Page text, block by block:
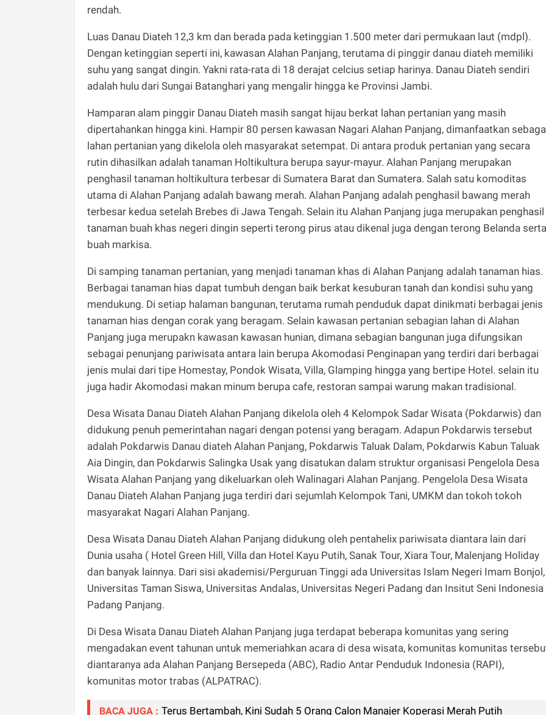
rendah.
Luas Danau Diateh 12,3 km dan berada pada ketinggian 1.500 meter dari permukaan laut (mdpl).
Dengan ketinggian seperti ini, kawasan Alahan Panjang, terutama di pinggir danau diateh memiliki
suhu yang sangat dingin. Yakni rata-rata di 18 derajat celcius setiap harinya. Danau Diateh sendiri
adalah hulu dari Sungai Batanghari yang mengalir hingga ke Provinsi Jambi.
Hamparan alam pinggir Danau Diateh masih sangat hijau berkat lahan pertanian yang masih
dipertahankan hingga kini. Hampir 80 persen kawasan Nagari Alahan Panjang, dimanfaatkan
lahan pertanian yang dikelola oleh masyarakat setempat. Di antara produk pertanian yang secara
rutin dihasilkan adalah tanaman Holtikultura berupa sayur-mayur. Alahan Panjang merupakan
penghasil tanaman holtikultura terbesar di Sumatera Barat dan Sumatera. Salah satu komoditas
utama di Alahan Panjang adalah bawang merah. Alahan Panjang adalah penghasil bawang merah
terbesar kedua setelah Brebes di Jawa Tengah. Selain itu Alahan Panjang juga merupakan penghasil
tanaman buah khas negeri dingin seperti terong pirus atau dikenal juga dengan terong Belanda serta
buah markisa.
Di samping tanaman pertanian, yang menjadi tanaman khas di Alahan Panjang adalah tanaman hias.
Berbagai tanaman hias dapat tumbuh dengan baik berkat kesuburan tanah dan kondisi suhu yang
mendukung. Di setiap halaman bangunan, terutama rumah penduduk dapat dinikmati berbagai jenis
tanaman hias dengan corak yang beragam. Selain kawasan pertanian sebagian lahan di Alahan
Panjang juga merupakn kawasan kawasan hunian, dimana sebagian bangunan juga difungsikan
sebagai penunjang pariwisata antara lain berupa Akomodasi Penginapan yang terdiri dari berbagai
jenis mulai dari tipe Homestay, Pondok Wisata, Villa, Glamping hingga yang bertipe Hotel. selain itu
juga hadir Akomodasi makan minum berupa cafe, restoran sampai warung makan tradisional.
Desa Wisata Danau Diateh Alahan Panjang dikelola oleh 4 Kelompok Sadar Wisata (Pokdarwis) dan
didukung penuh pemerintahan nagari dengan potensi yang beragam. Adapun Pokdarwis tersebut
adalah Pokdarwis Danau diateh Alahan Panjang, Pokdarwis Taluak Dalam, Pokdarwis Kabun Taluak
Aia Dingin, dan Pokdarwis Salingka Usak yang disatukan dalam struktur organisasi Pengelola Desa
Wisata Alahan Panjang yang dikeluarkan oleh Walinagari Alahan Panjang. Pengelola Desa Wisata
Danau Diateh Alahan Panjang juga terdiri dari sejumlah Kelompok Tani, UMKM dan tokoh tokoh
masyarakat Nagari Alahan Panjang.
Desa Wisata Danau Diateh Alahan Panjang didukung oleh pentahelix pariwisata diantara lain dari
Dunia usaha ( Hotel Green Hill, Villa dan Hotel Kayu Putih, Sanak Tour, Xiara Tour, Malenjang Holiday
dan banyak lainnya. Dari sisi akademisi/Perguruan Tinggi ada Universitas Islam Negeri Imam Bonjol,
Universitas Taman Siswa, Universitas Andalas, Universitas Negeri Padang dan Insitut Seni Indonesia
Padang Panjang.
Di Desa Wisata Danau Diateh Alahan Panjang juga terdapat beberapa komunitas yang sering
mengadakan event tahunan untuk memeriahkan acara di desa wisata, komunitas komunitas
diantaranya ada Alahan Panjang Bersepeda (ABC), Radio Antar Penduduk Indonesia (RAPI),
komunitas motor trabas (ALPATRAC).
BACA JUGA : Terus Bertambah, Kini Sudah 5 Orang Calon Manajer Koperasi Merah Putih